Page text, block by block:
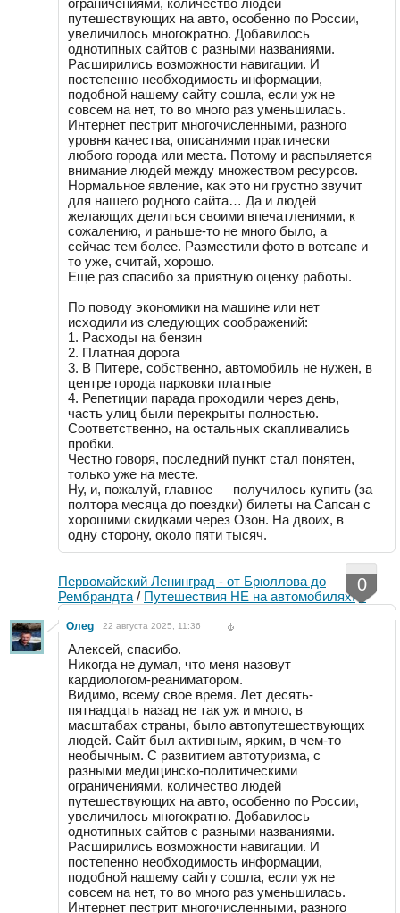
ограничениями, количество людей
путешествующих на авто, особенно по России,
увеличилось многократно. Добавилось
однотипных сайтов с разными названиями.
Расширились возможности навигации. И
постепенно необходимость информации,
подобной нашему сайту сошла, если уж не
совсем на нет, то во много раз уменьшилась.
Интернет пестрит многочисленными, разного
уровня качества, описаниями практически
любого города или места. Потому и распыляется
внимание людей между множеством ресурсов.
Нормальное явление, как это ни грустно звучит
для нашего родного сайта… Да и людей
желающих делиться своими впечатлениями, к
сожалению, и раньше-то не много было, а
сейчас тем более. Разместили фото в вотсапе и
то уже, считай, хорошо.
Еще раз спасибо за приятную оценку работы.
По поводу экономики на машине или нет
исходили из следующих соображений:
1. Расходы на бензин
2. Платная дорога
3. В Питере, собственно, автомобиль не нужен, в
центре города парковки платные
4. Репетиции парада проходили через день,
часть улиц были перекрыты полностью.
Соответственно, на остальных скапливались
пробки.
Честно говоря, последний пункт стал понятен,
только уже на месте.
Ну, и, пожалуй, главное — получилось купить (за
полтора месяца до поездки) билеты на Сапсан с
хорошими скидками через Озон. На двоих, в
одну сторону, около пяти тысяч.
Первомайский Ленинград - от Брюллова до
Рембрандта / Путешествия НЕ на автомобилях!
0
Oлeg 22 августа 2025, 11:36
Алексей, спасибо.
Никогда не думал, что меня назовут
кардиологом-реаниматором.
Видимо, всему свое время. Лет десять-
пятнадцать назад не так уж и много, в
масштабах страны, было автопутешествующих
людей. Сайт был активным, ярким, в чем-то
необычным. С развитием автотуризма, с
разными медицинско-политическими
ограничениями, количество людей
путешествующих на авто, особенно по России,
увеличилось многократно. Добавилось
однотипных сайтов с разными названиями.
Расширились возможности навигации. И
постепенно необходимость информации,
подобной нашему сайту сошла, если уж не
совсем на нет, то во много раз уменьшилась.
Интернет пестрит многочисленными, разного